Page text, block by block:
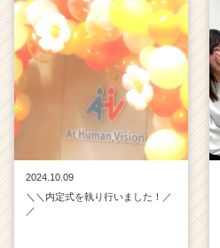
2024.10.09
＼＼内定式を執り行いました！／
／